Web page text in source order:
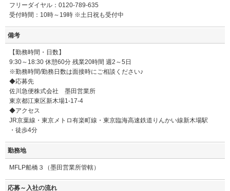
フリーダイヤル：0120-789-635
受付時間：10時～19時 ※土日祝も受付中
備考
【勤務時間・日数】
9:30～18:30 休憩60分 残業20時間 週2～5日
※勤務時間/勤務日数は面接時にご相談ください♪
◆応募先
佐川急便株式会社 墨田営業所
東京都江東区新木場1-17-4
◆アクセス
JR京葉線・東京メトロ有楽町線・東京臨海高速鉄道りんかい線新木場駅
・徒歩4分
勤務地
MFLP船橋３（墨田営業所管轄）
応募～入社の流れ